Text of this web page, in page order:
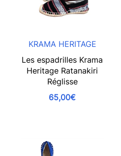
KRAMA HERITAGE
Les espadrilles Krama
Heritage Ratanakiri
Réglisse
65,00€